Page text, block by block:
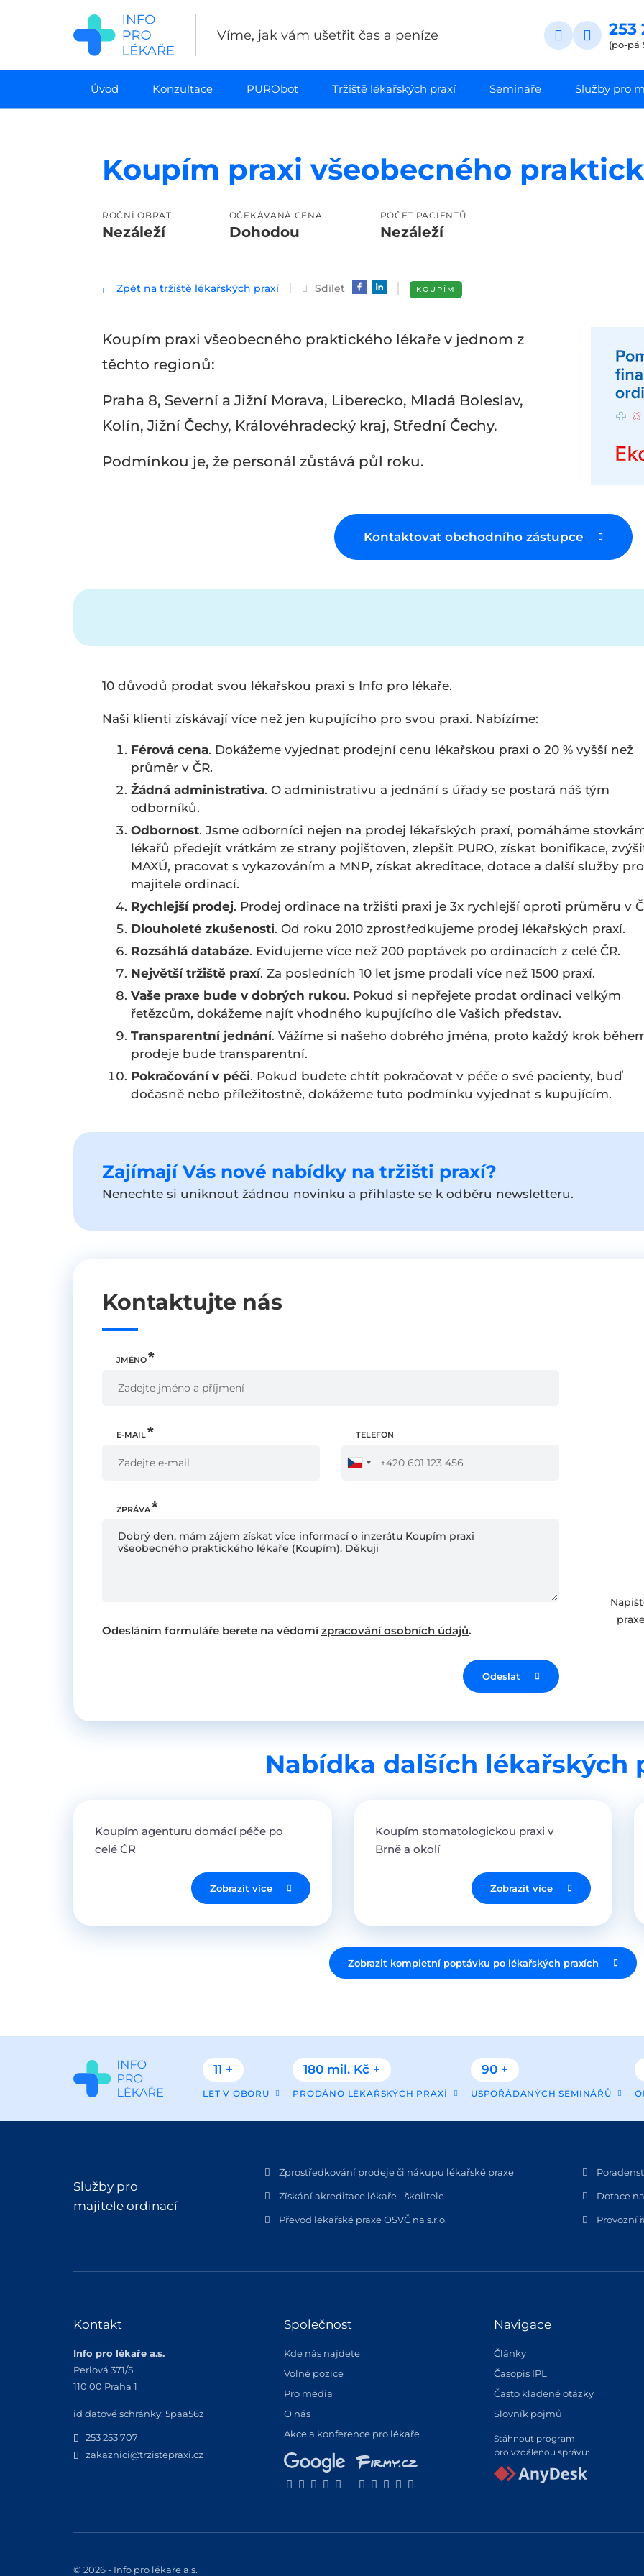
Víme, jak vám ušetřit čas a peníze 253
(po-pá
Úvod Konzultace PURObot Tržiště lékařských praxí Semináře Služby pro
Koupím praxi všeobecného
ROČNÍ OBRAT
Nezáleží
OČEKÁVANÁ CENA
Dohodou
POČET PACIENTŮ
Nezáleží
Zpět na tržiště lékařských praxí Sdílet KOUPÍM
Koupím praxi všeobecného praktického lékaře v jednom z
těchto regionů:
Praha 8, Severní a Jižní Morava, Liberecko, Mladá Boleslav,
Kolín, Jižní Čechy, Královéhradecký kraj, Střední Čechy.
Podmínkou je, že personál zůstává půl roku.
Kontaktovat obchodního zástupce
10 důvodů prodat svou lékařskou praxi s Info pro lékaře.
Naši klienti získávají více než jen kupujícího pro svou praxi. Nabízíme:
Férová cena. Dokážeme vyjednat prodejní cenu lékařskou praxi o 20 % vyšší než
průměr v ČR.
Žádná administrativa. O administrativu a jednání s úřady se postará náš tým
odborníků.
Odbornost. Jsme odborníci nejen na prodej lékařských praxí, pomáháme
lékařů předejít vrátkám ze strany pojišťoven, zlepšit PURO, získat bonifikace,
MAXÚ, pracovat s vykazováním a MNP, získat akreditace, dotace a další služby pro
majitele ordinací.
Rychlejší prodej. Prodej ordinace na tržišti praxi je 3x rychlejší oproti průměru v
Dlouholeté zkušenosti. Od roku 2010 zprostředkujeme prodej lékařských praxí.
Rozsáhlá databáze. Evidujeme více než 200 poptávek po ordinacích z celé ČR.
Největší tržiště praxí. Za posledních 10 let jsme prodali více než 1500 praxí.
Vaše praxe bude v dobrých rukou. Pokud si nepřejete prodat ordinaci velkým
řetězcům, dokážeme najít vhodného kupujícího dle Vašich představ.
Transparentní jednání. Vážíme si našeho dobrého jména, proto každý krok
prodeje bude transparentní.
Pokračování v péči. Pokud budete chtít pokračovat v péče o své pacienty, buď
dočasně nebo příležitostně, dokážeme tuto podmínku vyjednat s kupujícím.
Zajímají Vás nové nabídky na tržišti praxí?
Nenechte si uniknout žádnou novinku a přihlaste se k odběru newsletteru.
Kontaktujte nás
JMÉNO
E-MAIL TELEFON
ZPRÁVA
Odesláním formuláře berete na vědomízpracování osobních údajů.
Odeslat
Nabídka dalších lékařských
Koupím agenturu domácí péče po
celé ČR
Zobrazit více
Koupím stomatologickou praxi v
Brně a okolí
Zobrazit více
Zobrazit kompletní poptávku po lékařských praxích
11 +
LET V OBORU
180 mil. Kč +
PRODÁNO LÉKAŘSKÝCH PRAXÍ
90 +
USPOŘÁDANÝCH SEMINÁŘŮ
Služby pro
majitele ordinací
Zprostředkování prodeje či nákupu lékařské praxe
Získání akreditace lékaře - školitele Dotace
Převod lékařské praxe OSVČ na s.r.o. Provozní
Kontakt
Info pro lékaře a.s.
Perlová 371/5
110 00 Praha 1
id datové schránky: 5paa56z
253 253 707
zakaznici@trzistepraxi.cz
Společnost
Kde nás najdete
Volné pozice
Pro média
O nás
Akce a konference pro lékaře
Navigace
Články
Časopis IPL
Často kladené otázky
Slovník pojmů
Stáhnout program
pro vzdálenou správu:
© 2026 - Info pro lékaře a.s.